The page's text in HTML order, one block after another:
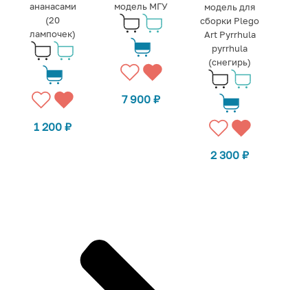
ананасами
(20
лампочек)
1 200₽
модель МГУ
7 900₽
модель для
сборки Plego
Art Pyrrhula
pyrrhula
(снегирь)
2 300₽